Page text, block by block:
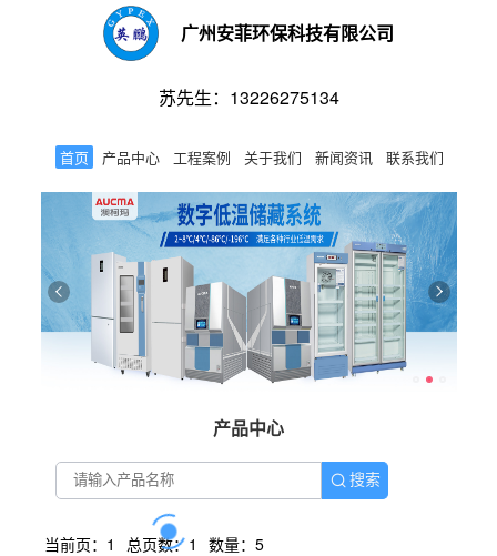
广州安菲环保科技有限公司
苏先生：13226275134
首页 产品中心 工程案例 关于我们 新闻资讯 联系我们
产品中心
搜索
当前页：1 总页数：1 数量：5